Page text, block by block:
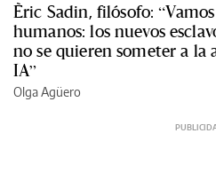
Èric Sadin, filósofo:
humanos: los nuevos
no se quieren someter a
IA”
Olga Agüero